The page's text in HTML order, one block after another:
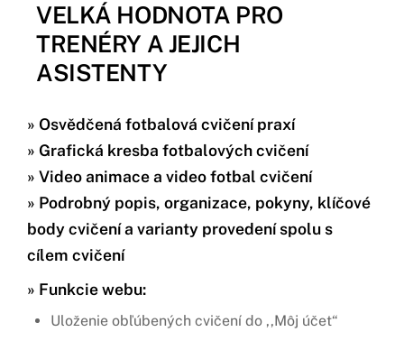
VELKÁ HODNOTA PRO
TRENÉRY A JEJICH
ASISTENTY
» Osvědčená fotbalová cvičení praxí
» Grafická kresba fotbalových cvičení
» Video animace a video fotbal cvičení
» Podrobný popis, organizace, pokyny, klíčové
body cvičení a varianty provedení spolu s
cílem cvičení
» Funkcie webu:
Uloženie obľúbených cvičení do ,,Môj účet“